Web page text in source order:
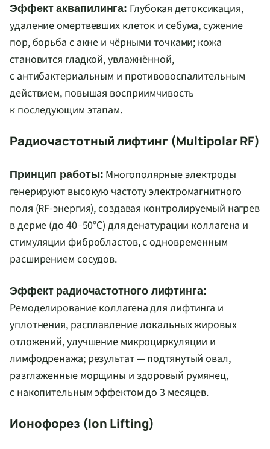
Эффект аквапилинга: Глубокая детоксикация,
удаление омертвевших клеток и себума, сужение
пор, борьба с акне и чёрными точками; кожа
становится гладкой, увлажнённой,
с антибактериальным и противовоспалительным
действием, повышая восприимчивость
к последующим этапам.
Радиочастотный лифтинг (Multipolar RF)
Принцип работы: Многополярные электроды
генерируют высокую частоту электромагнитного
поля (RF-энергия), создавая контролируемый нагрев
в дерме (до 40–50°C) для денатурации коллагена и
стимуляции фибробластов, с одновременным
расширением сосудов.
Эффект радиочастотного лифтинга:
Ремоделирование коллагена для лифтинга и
уплотнения, расплавление локальных жировых
отложений, улучшение микроциркуляции и
лимфодренажа; результат — подтянутый овал,
разглаженные морщины и здоровый румянец,
с накопительным эффектом до 3 месяцев.
Ионофорез (Ion Lifting)